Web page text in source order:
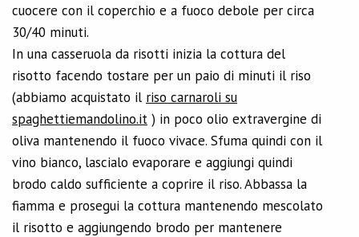
cuocere con il coperchio e a fuoco debole per circa
30/40 minuti.
In una casseruola da risotti inizia la cottura del
risotto facendo tostare per un paio di minuti il riso
(abbiamo acquistato il riso carnaroli su
spaghettiemandolino.it ) in poco olio extravergine di
oliva mantenendo il fuoco vivace. Sfuma quindi con il
vino bianco, lascialo evaporare e aggiungi quindi
brodo caldo sufficiente a coprire il riso. Abbassa la
fiamma e prosegui la cottura mantenendo mescolato
il risotto e aggiungendo brodo per mantenere